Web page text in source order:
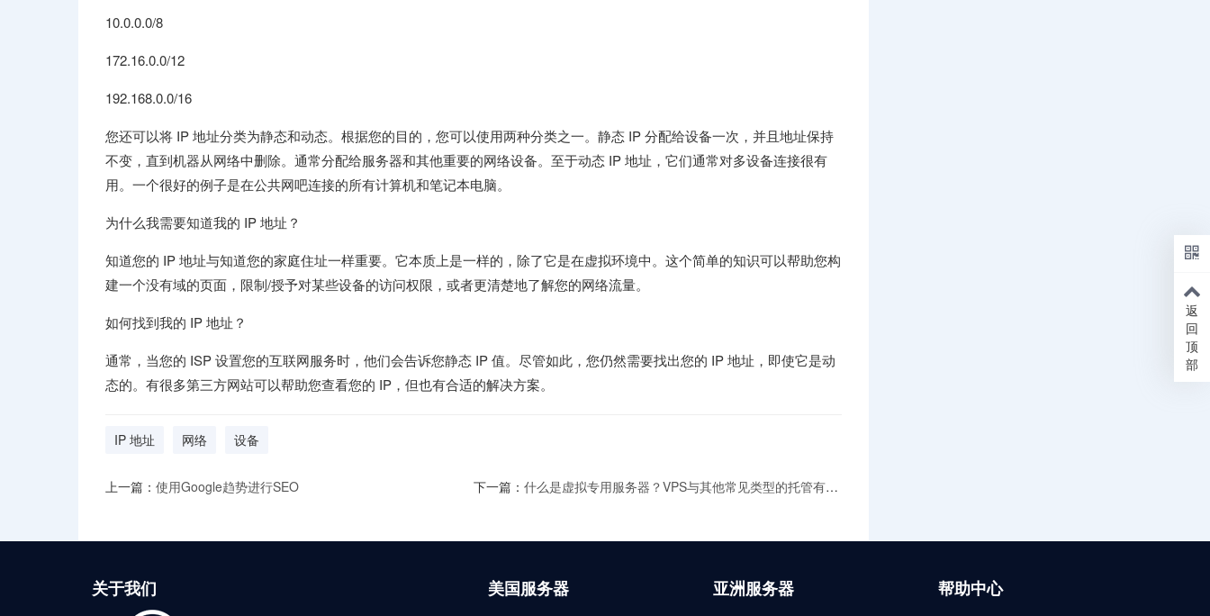
10.0.0.0/8
172.16.0.0/12
192.168.0.0/16
您还可以将 IP 地址分类为静态和动态。根据您的目的，您可以使用两种分类之一。静态 IP 分配给设备一次，并且地址保持
不变，直到机器从网络中删除。通常分配给服务器和其他重要的网络设备。至于动态 IP 地址，它们通常对多设备连接很有
用。一个很好的例子是在公共网吧连接的所有计算机和笔记本电脑。
为什么我需要知道我的 IP 地址？
知道您的 IP 地址与知道您的家庭住址一样重要。它本质上是一样的，除了它是在虚拟环境中。这个简单的知识可以帮助您构
建一个没有域的页面，限制/授予对某些设备的访问权限，或者更清楚地了解您的网络流量。
如何找到我的 IP 地址？
通常，当您的 ISP 设置您的互联网服务时，他们会告诉您静态 IP 值。尽管如此，您仍然需要找出您的 IP 地址，即使它是动
态的。有很多第三方网站可以帮助您查看您的 IP，但也有合适的解决方案。
IP 地址 网络 设备
上一篇： 使用Google趋势进行SEO 下一篇： 什么是虚拟专用服务器？VPS与其他常见类型的托管有何不同？
关于我们 美国服务器 亚洲服务器 帮助中心
返
回
顶
部